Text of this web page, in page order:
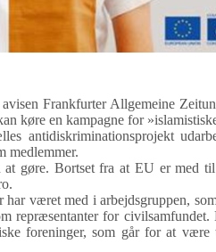
Frankfurter Allgemeine
køre en kampagne for
antidiskriminationsprojekt
medlemmer.
gøre. Bortset fra at EU er med
været med i arbejdsgruppen,
repræsentanter for civilsamfundet.
foreninger, som går for at